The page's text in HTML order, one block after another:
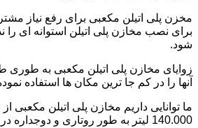
مخزن پلی اتیلن مکعبی برای رفع نیاز
برای نصب مخازن پلی اتیلن استوانه ای را
شود.
زوایای مخازن پلی اتیلن مکعبی به طوری
آنها را در کم جا ترین مکان ها استفاده
140.000 لیتر به طور روتاری و دوجداره در قالب های روش